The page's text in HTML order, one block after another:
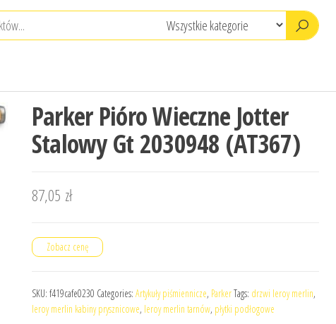
Parker Pióro Wieczne Jotter
Stalowy Gt 2030948 (AT367)
87,05 zł
Zobacz cenę
SKU: f419cafe0230 Categories: Artykuły piśmiennicze, ParkerTags: drzwi leroy merlin,
leroy merlin kabiny prysznicowe, leroy merlin tarnów, płytki podłogowe